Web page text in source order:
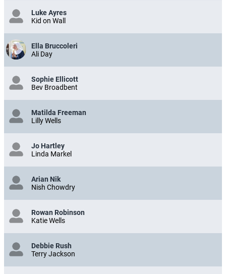
Luke Ayres
Kid on Wall
Ella Bruccoleri
Ali Day
Sophie Ellicott
Bev Broadbent
Matilda Freeman
Lilly Wells
Jo Hartley
Linda Markel
Arian Nik
Nish Chowdry
Rowan Robinson
Katie Wells
Debbie Rush
Terry Jackson